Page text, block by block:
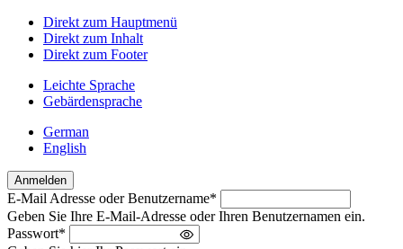
Direkt zum Hauptmenü
Direkt zum Inhalt
Direkt zum Footer
Leichte Sprache
Gebärdensprache
German
English
Anmelden
Willkommen
zurück!
Bitte
E-Mail Adresse oder Benutzername*
Geben Sie Ihre E-Mail-Adresse oder Ihren Benutzernamen ein.
Passwort*